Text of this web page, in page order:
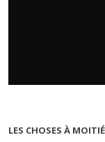
LES CHOSES À MOITIÉ